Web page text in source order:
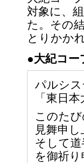
対象に、
た。その
とりかか
●大紀コ
パルシ
「東日
このた
見舞申し
そして
を御祈り